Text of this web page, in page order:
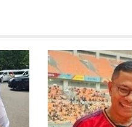
sampai 8 tahan?
1 Juni 2026 05:47